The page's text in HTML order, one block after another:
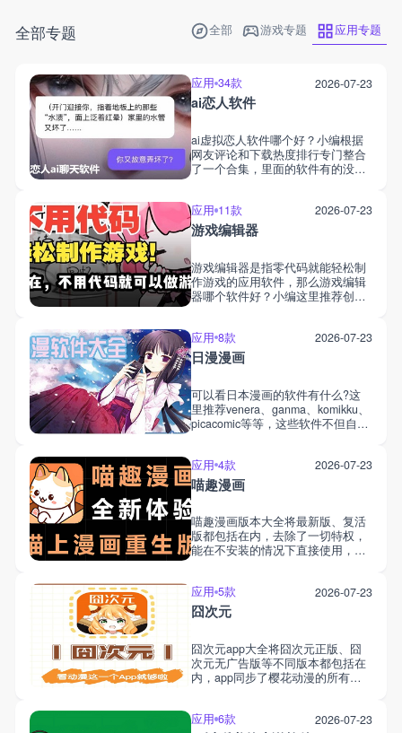
全部专题 全部 游戏专题 应用专题
应用 34款 2026-07-23
ai恋人软件
ai虚拟恋人软件哪个好？小编根据
网友评论和下载热度排行专门整合
了一个合集，里面的软件有的没有
个超逼真的虚拟世界，你可以自由
与喜欢的ai，深度沉浸的聊天对
话，感受虚拟恋人的互交乐趣，轻
松拥有专属恋人伴侣。
应用 11款 2026-07-23
游戏编辑器
游戏编辑器是指零代码就能轻松制
作游戏的应用软件，那么游戏编辑
器哪个软件好？小编这里推荐创游
是完全不用代码，也不需要编程基
础就能快速制作编辑游戏，不管是
新手小白还是专业人士都适用，大
家能直接在手机上制作游戏并导出
分享。
应用 8款 2026-07-23
日漫漫画
可以看日本漫画的软件有什么?这
里推荐venera、ganma、komikku、
picacomic等等，这些软件不但自带
搜索想看的日本漫画，在线或是离
线阅读。app会实时更新最新日漫
资源，大家可第一时间看到最新日
漫剧情，直接在手机上任意看日
漫。
应用 4款 2026-07-23
喵趣漫画
喵趣漫画版本大全将最新版、复活
版都包括在内，去除了一切特权，
能在不安装的情况下直接使用，白
人漫画等都支持，大家直接搜索就
能找到，所有漫画都是高清全彩画
质，还能将漫画下载下来，离线阅
应用 5款 2026-07-23
囧次元
囧次元app大全将囧次元正版、囧
次元无广告版等不同版本都包括在
内，app同步了樱花动漫的所有番
球动漫资源，在线或离线无广告追
应用 6款 2026-07-23